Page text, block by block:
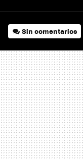
Sin comentarios